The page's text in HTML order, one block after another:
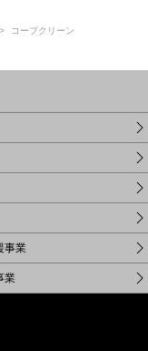
コープクリーン
事業
業